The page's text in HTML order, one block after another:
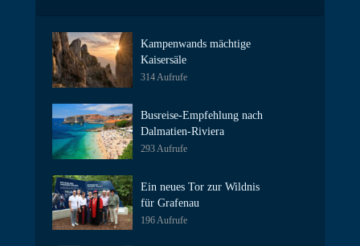
Kampenwands mächtige
Kaisersäle
314 Aufrufe
Busreise-Empfehlung nach
Dalmatien-Riviera
293 Aufrufe
Ein neues Tor zur Wildnis
für Grafenau
196 Aufrufe